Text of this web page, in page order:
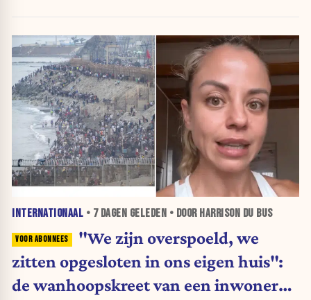
INTERNATIONAAL • 7 DAGEN GELEDEN • DOOR HARRISON DU BUS
"We zijn overspoeld, we
zitten opgesloten in ons eigen huis":
de wanhoopskreet van een inwoner